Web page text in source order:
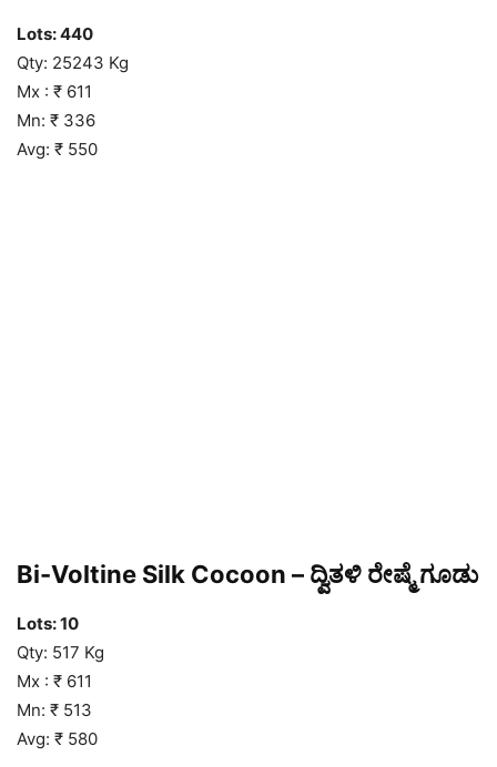
Lots: 440
Qty: 25243 Kg
Mx : ₹ 611
Mn: ₹ 336
Avg: ₹ 550
Bi-Voltine Silk Cocoon – ದ್ವಿತಳಿ ರೇಷ್ಮೆ ಗೂಡು
Lots: 10
Qty: 517 Kg
Mx : ₹ 611
Mn: ₹ 513
Avg: ₹ 580